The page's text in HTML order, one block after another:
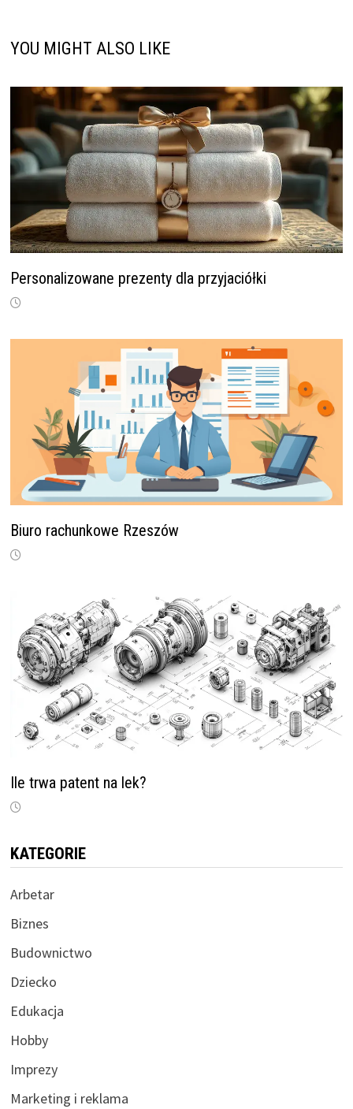
YOU MIGHT ALSO LIKE
Personalizowane prezenty dla przyjaciółki
Biuro rachunkowe Rzeszów
Ile trwa patent na lek?
KATEGORIE
Arbetar
Biznes
Budownictwo
Dziecko
Edukacja
Hobby
Imprezy
Marketing i reklama